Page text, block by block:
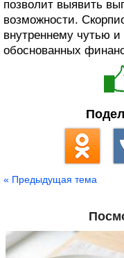
позволит выявить
возможности.
внутреннему чутью и
обоснованных
« Предыдущая тема